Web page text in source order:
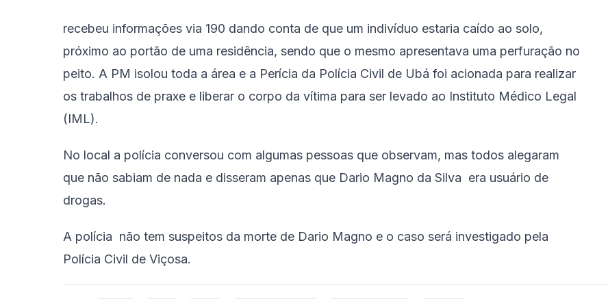
recebeu informações via 190 dando conta de que um indivíduo estaria caído ao solo,
próximo ao portão de uma residência, sendo que o mesmo apresentava uma perfuração no
peito. A PM isolou toda a área e a Perícia da Polícia Civil de Ubá foi acionada para realizar
os trabalhos de praxe e liberar o corpo da vítima para ser levado ao Instituto Médico Legal
(IML).
No local a polícia conversou com algumas pessoas que observam, mas todos alegaram
que não sabiam de nada e disseram apenas que Dario Magno da Silva era usuário de
drogas.
A polícia não tem suspeitos da morte de Dario Magno e o caso será investigado pela
Polícia Civil de Viçosa.